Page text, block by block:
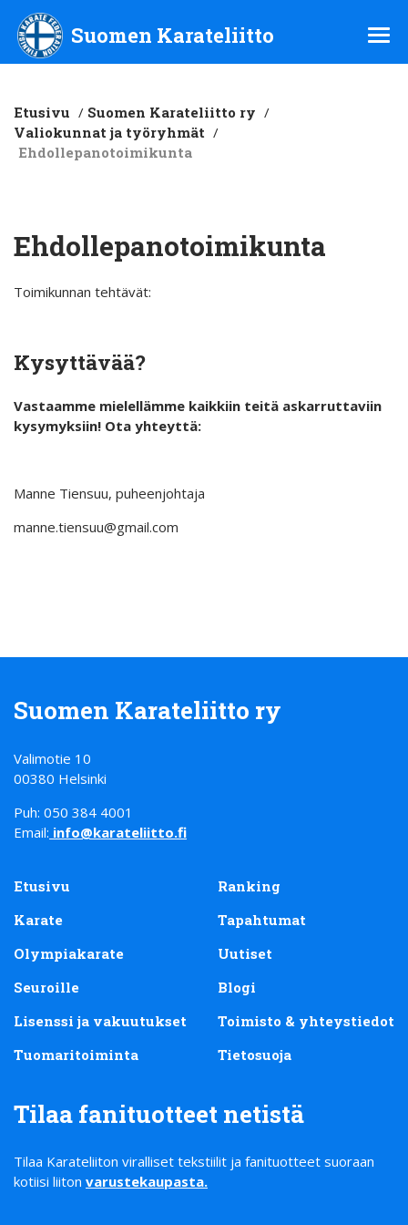
Suomen Karateliitto ry
Suomen Karateliitto
Etusivu / Suomen Karateliitto ry /
Valiokunnat ja työryhmät /
Ehdollepanotoimikunta
Ehdollepanotoimikunta
Toimikunnan tehtävät:
Kysyttävää?
Vastaamme mielellämme kaikkiin teitä askarruttaviin
kysymyksiin! Ota yhteyttä:
Manne Tiensuu, puheenjohtaja
manne.tiensuu@gmail.com
Suomen Karateliitto ry
Valimotie 10
00380 Helsinki
Puh: 050 384 4001
Email: info@karateliitto.fi
Etusivu
Karate
Olympiakarate
Seuroille
Lisenssi ja vakuutukset
Tuomaritoiminta
Ranking
Tapahtumat
Uutiset
Blogi
Toimisto & yhteystiedot
Tietosuoja
Tilaa fanituotteet netistä
Tilaa Karateliiton viralliset tekstiilit ja fanituotteet suoraan
kotiisi liiton varustekaupasta.